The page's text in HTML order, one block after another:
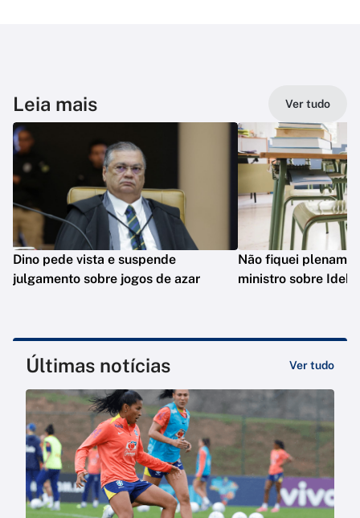
Leia mais Ver tudo
Dino pede vista e suspende
julgamento sobre jogos de azar
Não fiquei
ministro sobre Ideb
Últimas notícias Ver tudo